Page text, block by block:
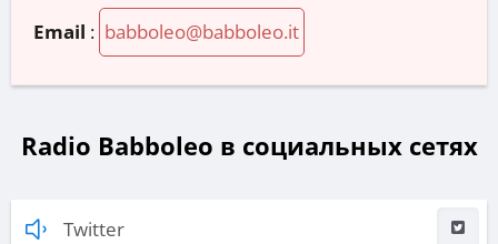
Email : babboleo@babboleo.it
Radio Babboleo в социальных сетях
Twitter